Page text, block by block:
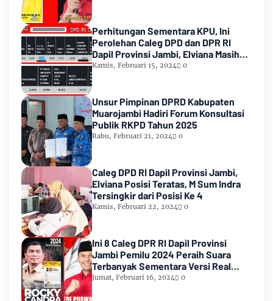
Perhitungan Sementara KPU, Ini
Perolehan Caleg DPD dan DPR RI
Dapil Provinsi Jambi, Elviana Masih
Urutan Kedua Teratas
Kamis, Februari 15, 2024 0
Unsur Pimpinan DPRD Kabupaten
Muarojambi Hadiri Forum Konsultasi
Publik RKPD Tahun 2025
Rabu, Februari 21, 2024 0
Caleg DPD RI Dapil Provinsi Jambi,
Elviana Posisi Teratas, M Sum Indra
Tersingkir dari Posisi Ke 4
Kamis, Februari 22, 2024 0
Ini 8 Caleg DPR RI Dapil Provinsi
Jambi Pemilu 2024 Peraih Suara
Terbanyak Sementara Versi Real
Count KPU RI
Jumat, Februari 16, 2024 0